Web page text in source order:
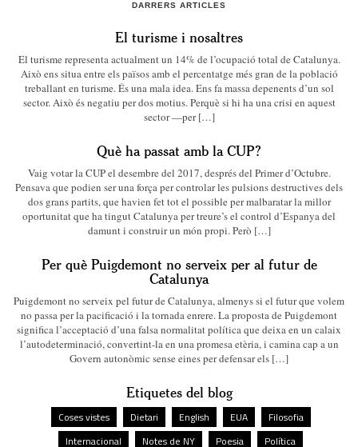
DARRERS ARTICLES
El turisme i nosaltres
El turisme representa actualment un 14% de l’ocupació total de Catalunya.
Això ens situa entre els països amb el percentatge més gran de la població
treballant en turisme. És una mala idea. Ens fa massa depenents d’un sol
sector. Això és negatiu per dos motius. Perquè si hi ha una crisi en aquest
sector —per […]
Què ha passat amb la CUP?
Vaig votar la CUP el desembre del 2017, després del Primer d’Octubre.
Pensava que podien ser una força per controlar les pulsions destructives dels
dos grans partits, que havien fet tot el possible per malbaratar la millor
oportunitat que ha tingut Catalunya per treure’s el control d’Espanya del
damunt i construir un món propi. Però […]
Per què Puigdemont no serveix per al futur de
Catalunya
Puigdemont no serveix pel futur de Catalunya, almenys si el futur que volem
no passa per la pacificació i la tornada enrere. La proposta de Puigdemont
significa l’acceptació d’una falsa normalitat política que deixa en un calaix
l’autodeterminació, convertint-la en una promesa etèria, i camina cap a un
Govern autonòmic sense eines per defensar els […]
Etiquetes del blog
Coses vistes Dietari English EUA
Filosofia
Internacional
Notes de NY Poesia
Política